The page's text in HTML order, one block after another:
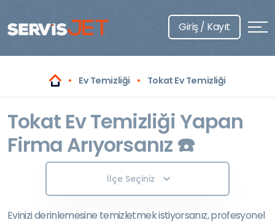
Giriş / Kayıt
Ev Temizliği Tokat Ev Temizliği
Tokat Ev Temizliği Yapan
Firma Arıyorsanız ☎️
İlçe Seçiniz
Evinizi derinlemesine temizletmek istiyorsanız, profesyonel